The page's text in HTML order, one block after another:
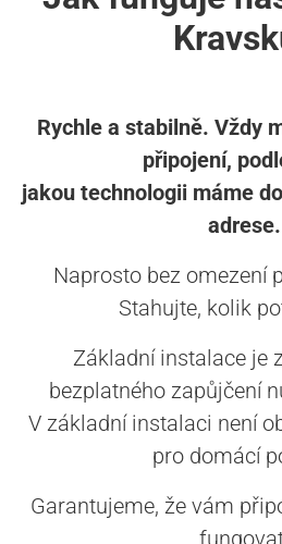
Rychle a stabilně. Vždy
připojení,
jakou technologii máme
adrese.
Naprosto bez omezení
Stahujte, kolik
Základní instalace je
bezplatného zapůjčení
V základní instalaci není
pro domácí
Garantujeme, že vám